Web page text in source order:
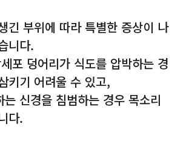
긴 부위에 따라 특별한 증상이 나
니다.
포 덩어리가 식도를 압박하는 경
키기 어려울 수 있고,
는 신경을 침범하는 경우 목소리
다.